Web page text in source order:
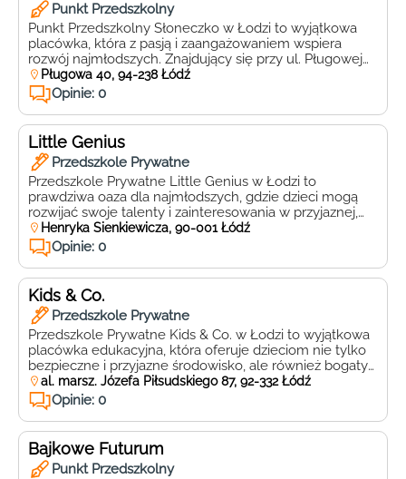
Punkt Przedszkolny
Punkt Przedszkolny Słoneczko w Łodzi to wyjątkowa
placówka, która z pasją i zaangażowaniem wspiera
rozwój najmłodszych. Znajdujący się przy ul. Pługowej
40, 94-238, Łódź, Słoneczko oferuje nie tylko
bezpieczne i przyjazne środowisko, ale również bogaty
program edukacyjny, który pomoże dzieciom zyskać
pewność siebie i odkrywać świat w atmosferze radości i
zabawy. Kadra pedagogiczna w Słoneczku […]
Pługowa 40, 94-238 Łódź
Opinie: 0
Little Genius
Przedszkole Prywatne
Przedszkole Prywatne Little Genius w Łodzi to
prawdziwa oaza dla najmłodszych, gdzie dzieci mogą
rozwijać swoje talenty i zainteresowania w przyjaznej,
pełnej ciepła atmosferze. Zlokalizowane przy ulicy
Henryka Sienkiewicza 100, 90-357, Łódź, Little Genius
oferuje wyjątkowe warunki do nauki i zabawy, które
wspierają wszechstronny rozwój każdego malucha.
Little Genius wyróżnia się bogatą ofertą zajęć
dodatkowych, […]
Henryka Sienkiewicza, 90-001 Łódź
Opinie: 0
Kids & Co.
Przedszkole Prywatne
Przedszkole Prywatne Kids & Co. w Łodzi to wyjątkowa
placówka edukacyjna, która oferuje dzieciom nie tylko
bezpieczne i przyjazne środowisko, ale również bogaty
program edukacyjny dostosowany do potrzeb
najmłodszych. Zlokalizowane przy ulicy marsz. Józefa
Piłsudskiego 87, 92-322, Łódź, Kids & Co. to miejsce,
gdzie każde dziecko może rozwijać swoje talenty i
zainteresowania pod okiem wykwalifikowanej […]
al. marsz. Józefa Piłsudskiego 87, 92-332 Łódź
Opinie: 0
Bajkowe Futurum
Punkt Przedszkolny